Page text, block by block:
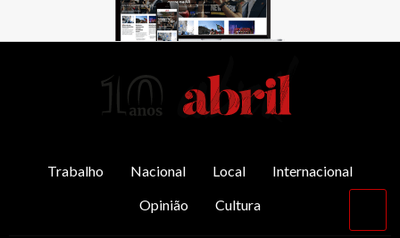
Trabalho Nacional Local
Internacional
Opinião
Cultura